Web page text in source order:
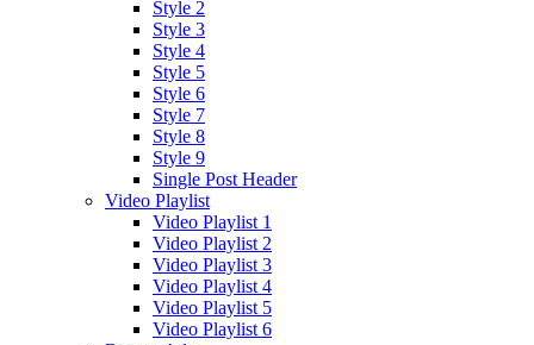
Style 2
Style 3
Style 4
Style 5
Style 6
Style 7
Style 8
Style 9
Single Post Header
Video Playlist
Video Playlist 1
Video Playlist 2
Video Playlist 3
Video Playlist 4
Video Playlist 5
Video Playlist 6